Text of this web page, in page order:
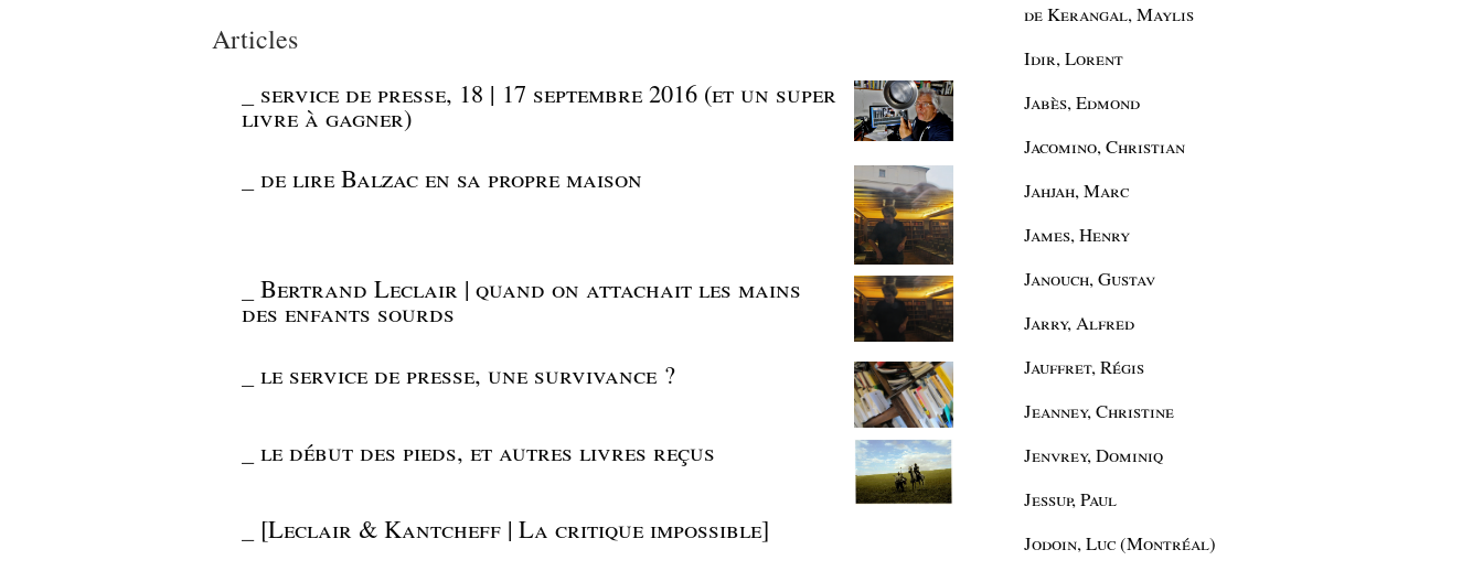
Articles
service de presse, 18 | 17 septembre 2016 (et un super
livre à gagner)
de lire Balzac en sa propre maison
Bertrand Leclair | quand on attachait les mains
des enfants sourds
le service de presse, une survivance ?
le début des pieds, et autres livres reçus
[Leclair & Kantcheff | La critique impossible]
de Kerangal, Maylis
Idir, Lorent
Jabès, Edmond
Jacomino, Christian
Jahjah, Marc
James, Henry
Janouch, Gustav
Jarry, Alfred
Jauffret, Régis
Jeanney, Christine
Jenvrey, Dominiq
Jessup, Paul
Jodoin, Luc (Montréal)